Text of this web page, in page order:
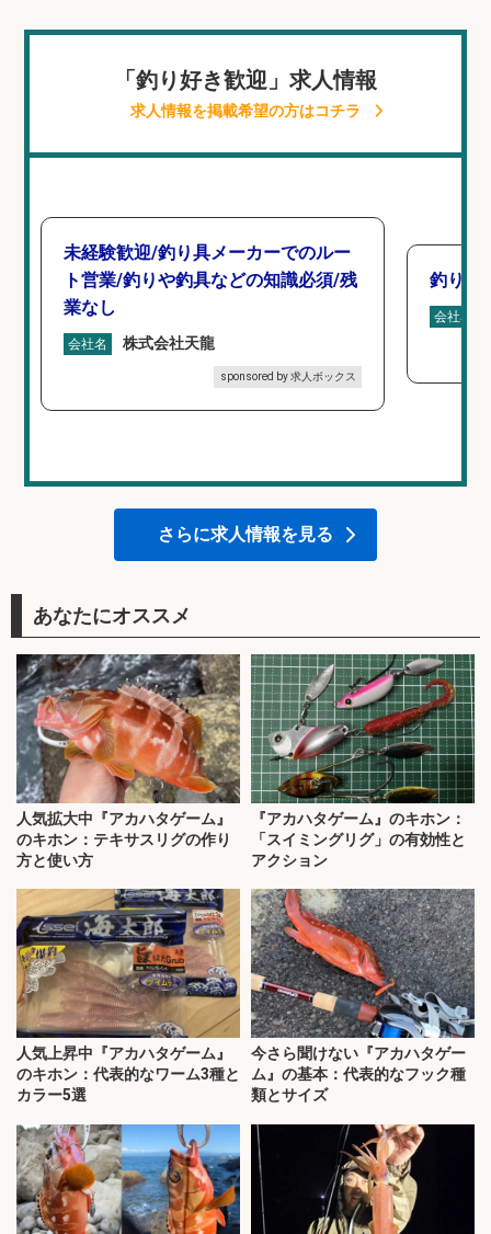
「釣り好き歓迎」求人情報
求人情報を掲載希望の方はコチラ
未経験歓迎/釣り具メーカーでのルー
ト営業/釣りや釣具などの知識必須/残
業なし
会社名 株式会社天龍
sponsored by 求人ボックス
釣り具
会社名
さらに求人情報を見る
あなたにオススメ
人気拡大中『アカハタゲーム』
のキホン：テキサスリグの作り
方と使い方
『アカハタゲーム』のキホン：
「スイミングリグ」の有効性と
アクション
人気上昇中『アカハタゲーム』
のキホン：代表的なワーム3種と
カラー5選
今さら聞けない『アカハタゲー
ム』の基本：代表的なフック種
類とサイズ